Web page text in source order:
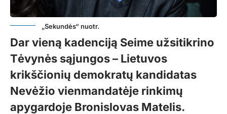
„Sekundės“ nuotr.
Dar vieną kadenciją Seime užsitikrino
Tėvynės sąjungos – Lietuvos
krikščionių demokratų kandidatas
Nevėžio vienmandatėje rinkimų
apygardoje Bronislovas Matelis.